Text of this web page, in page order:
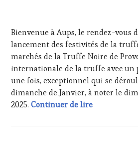
2024
Bienvenue à Aups, le rendez-vous
lancement des festivités de la
marchés de la Truffe Noire de
internationale de la truffe avec un
une fois, exceptionnel qui se
dimanche de Janvier, à noter le
2025.Continuer de lireA la